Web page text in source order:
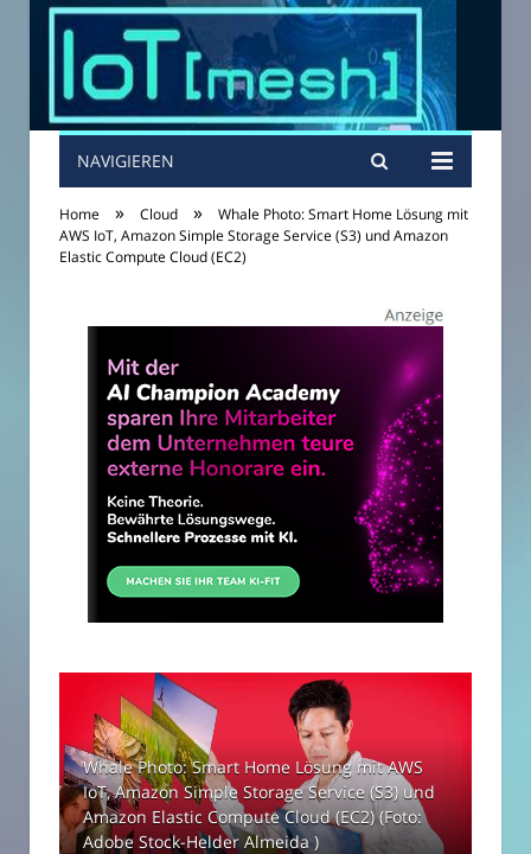
NAVIGIEREN
Home » Cloud »
Whale Photo: Smart Home Lösung mit
AWS IoT, Amazon Simple Storage Service (S3) und Amazon
Elastic Compute Cloud (EC2)
Whale Photo: Smart Home Lösung mit AWS
IoT, Amazon Simple Storage Service (S3) und
Amazon Elastic Compute Cloud (EC2) (Foto:
Adobe Stock-Helder Almeida )